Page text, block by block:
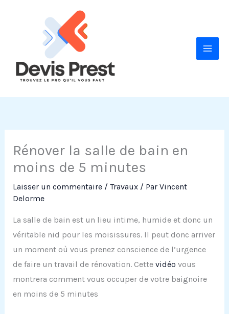
Rénover la salle de bain en
moins de 5 minutes
Laisser un commentaire / Travaux/ Par Vincent
Delorme
La salle de bain est un lieu intime, humide et donc un
véritable nid pour les moisissures. Il peut donc arriver
un moment où vous prenez conscience de l’urgence
de faire un travail de rénovation. Cette vidéo vous
montrera comment vous occuper de votre baignoire
en moins de 5 minutes